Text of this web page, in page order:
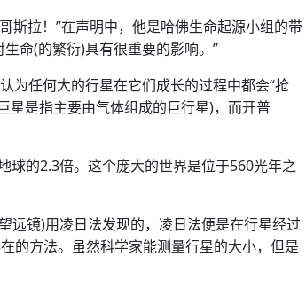
斯拉！”在声明中，他是哈佛生命起源小组的带
命(的繁衍)具有很重要的影响。”
为任何大的行星在它们成长的过程中都会“抢
星是指主要由气体组成的巨行星)，而开普
球的2.3倍。这个庞大的世界是位于560光年之
远镜)用凌日法发现的，凌日法便是在行星经过
的方法。虽然科学家能测量行星的大小，但是